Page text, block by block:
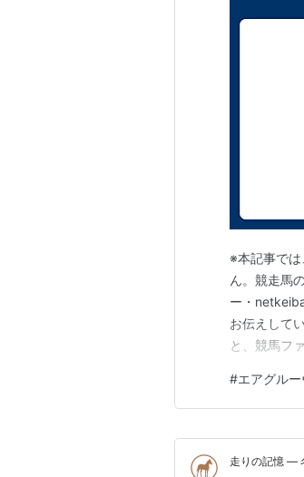
※本記事で
ん。競走馬
ー・
お伝えして
と、競馬フ
もエアグル
変えてしま
#エアグルー
走りの記憶 ―